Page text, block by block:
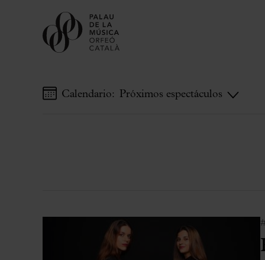
Temporada 2026-2027
Todas la temporadas
Calendario: Próximos espectáculos